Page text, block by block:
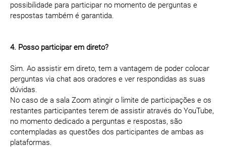
possibilidade para participar no momento de perguntas e
respostas também é garantida.
4. Posso participar em direto?
Sim. Ao assistir em direto, tem a vantagem de poder colocar
perguntas via chat aos oradores e ver respondidas as suas
dúvidas.
No caso de a sala Zoom atingir o limite de participações e os
restantes participantes terem de assistir através do YouTube,
no momento dedicado a perguntas e respostas, são
contempladas as questões dos participantes de ambas as
plataformas.